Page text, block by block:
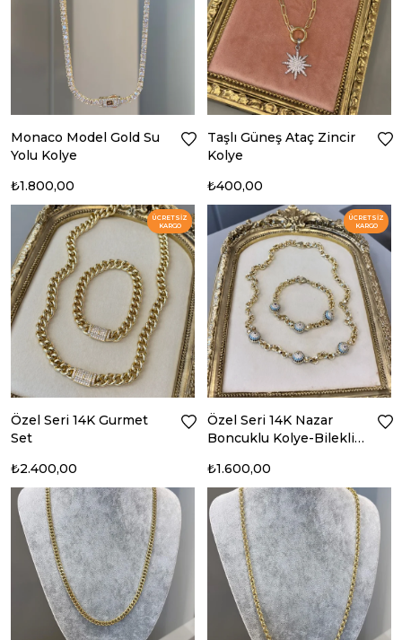
Monaco Model Gold Su
Yolu Kolye
₺1.800,00
Taşlı Güneş Ataç Zincir
Kolye
₺400,00
Özel Seri 14K Gurmet
Set
₺2.400,00
ÜCRETSIZ
KARGO
Özel Seri 14K Nazar
Boncuklu Kolye-Bileklik
₺1.600,00
ÜCRETSIZ
KARGO